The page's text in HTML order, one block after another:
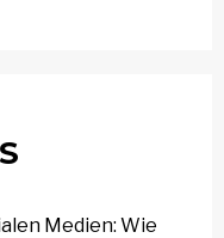
Medien: Wie